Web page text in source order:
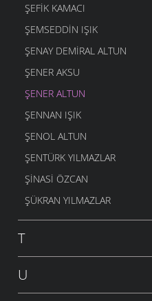
ŞEFIK KAMACI
ŞEMSEDDIN IŞIK
ŞENAY DEMIRAL ALTUN
ŞENER AKSU
ŞENER ALTUN
ŞENNAN IŞIK
ŞENOL ALTUN
ŞENTÜRK YILMAZLAR
ŞINASI ÖZCAN
ŞÜKRAN YILMAZLAR
T
U